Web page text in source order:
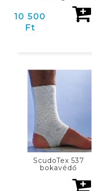
10 500
Ft
KOSÁRBAN
ScudoTex 537
bokavédő